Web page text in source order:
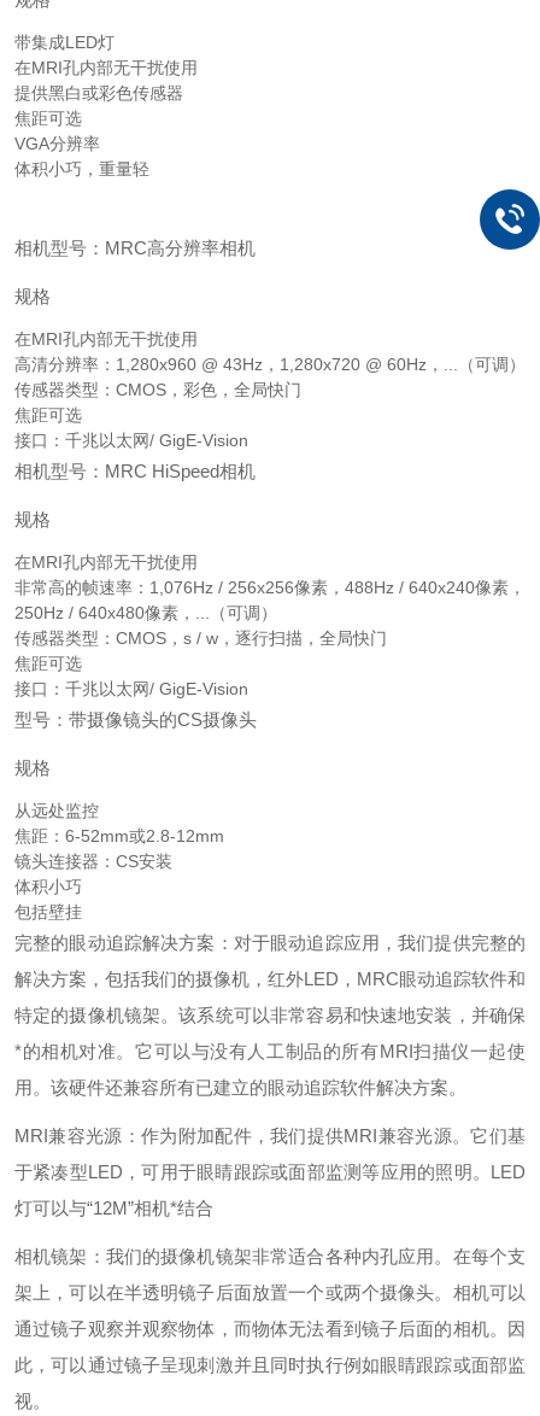
带集成LED灯
在MRI孔内部无干扰使用
提供黑白或彩色传感器
焦距可选
VGA分辨率
体积小巧，重量轻
相机型号：MRC高分辨率相机
规格
在MRI孔内部无干扰使用
高清分辨率：1,280x960 @ 43Hz，1,280x720 @ 60Hz，...（可调）
传感器类型：CMOS，彩色，全局快门
焦距可选
接口：千兆以太网/ GigE-Vision
相机型号：MRC HiSpeed相机
规格
在MRI孔内部无干扰使用
非常高的帧速率：1,076Hz / 256x256像素，488Hz / 640x240像素，
250Hz / 640x480像素，...（可调）
传感器类型：CMOS，s / w，逐行扫描，全局快门
焦距可选
接口：千兆以太网/ GigE-Vision
型号：带摄像镜头的CS摄像头
规格
从远处监控
焦距：6-52mm或2.8-12mm
镜头连接器：CS安装
体积小巧
包括壁挂
完整的眼动追踪解决方案：对于眼动追踪应用，我们提供完整的
解决方案，包括我们的摄像机，红外LED，MRC眼动追踪软件和
特定的摄像机镜架。该系统可以非常容易和快速地安装，并确保
*的相机对准。它可以与没有人工制品的所有MRI扫描仪一起使
用。该硬件还兼容所有已建立的眼动追踪软件解决方案。
MRI兼容光源：作为附加配件，我们提供MRI兼容光源。它们基
于紧凑型LED，可用于眼睛跟踪或面部监测等应用的照明。LED
灯可以与“12M”相机*结合
相机镜架：我们的摄像机镜架非常适合各种内孔应用。在每个支
架上，可以在半透明镜子后面放置一个或两个摄像头。相机可以
通过镜子观察并观察物体，而物体无法看到镜子后面的相机。因
此，可以通过镜子呈现刺激并且同时执行例如眼睛跟踪或面部监
视。